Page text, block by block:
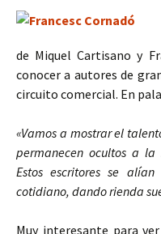
de Miquel Cartisano y
conocer a autores de
circuito comercial. En
«Vamos a mostrar el
permanecen ocultos a
Estos escritores se
cotidiano, dando rienda
Muy interesante para